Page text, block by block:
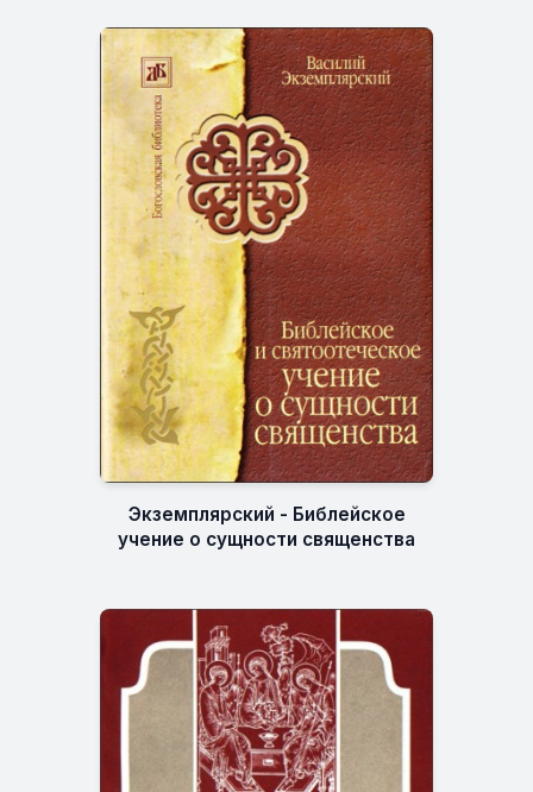
Экземплярский - Библейское
учение о сущности священства